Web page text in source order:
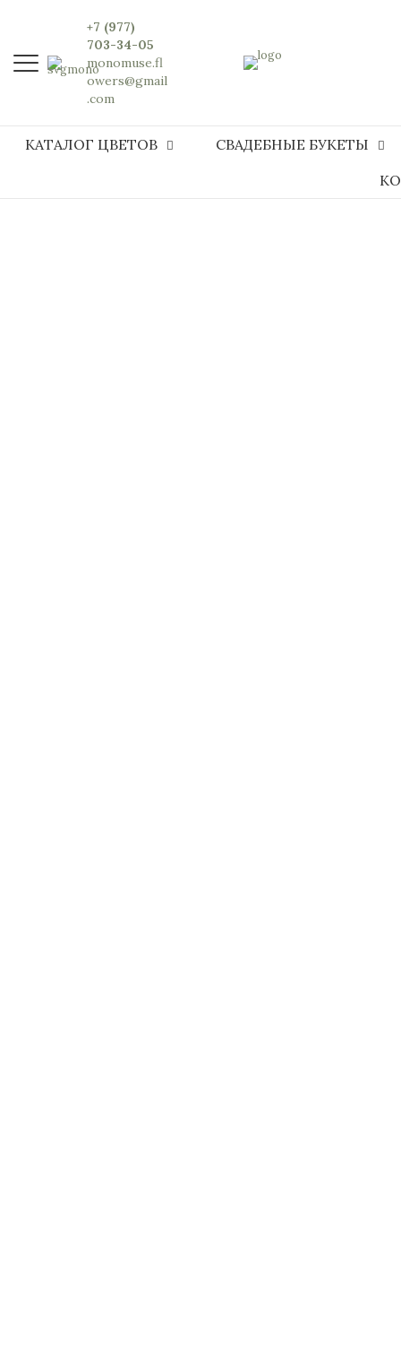
+7 (977)
703-34-05
monomuse.fl
owers@gmail
.com
КАТАЛОГ ЦВЕТОВ
СВАДЕБНЫЕ БУКЕТЫ